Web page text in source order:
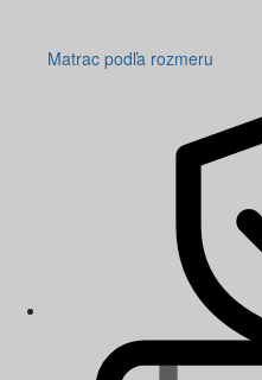
Matrac podľa rozmeru